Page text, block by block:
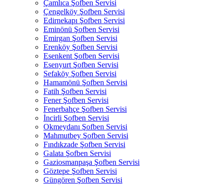
Çamlıca Şofben Servisi
Çengelköy Şofben Servisi
Edirnekapı Şofben Servisi
Eminönü Şofben Servisi
Emirgan Şofben Servisi
Erenköy Şofben Servisi
Esenkent Şofben Servisi
Esenyurt Şofben Servisi
Sefaköy Şofben Servisi
Hamamönü Şofben Servisi
Fatih Şofben Servisi
Fener Şofben Servisi
Fenerbahçe Şofben Servisi
İncirli Şofben Servisi
Okmeydanı Şofben Servisi
Mahmutbey Şofben Servisi
Fındıkzade Şofben Servisi
Galata Şofben Servisi
Gaziosmanpaşa Şofben Servisi
Göztepe Şofben Servisi
Güngören Şofben Servisi